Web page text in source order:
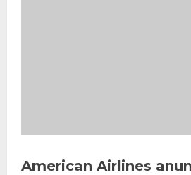
American Airlines